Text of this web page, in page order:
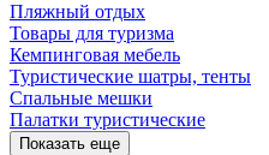
Пляжный отдых
Товары для туризма
Кемпинговая мебель
Туристические шатры, тенты
Спальные мешки
Палатки туристические
Показать еще